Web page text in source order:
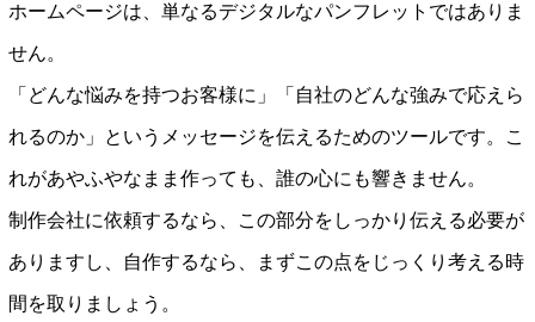
ホームページは、単なるデジタルなパンフレットではありま
せん。
「どんな悩みを持つお客様に」「自社のどんな強みで応えら
れるのか」というメッセージを伝えるためのツールです。こ
れがあやふやなまま作っても、誰の心にも響きません。
制作会社に依頼するなら、この部分をしっかり伝える必要が
ありますし、自作するなら、まずこの点をじっくり考える時
間を取りましょう。